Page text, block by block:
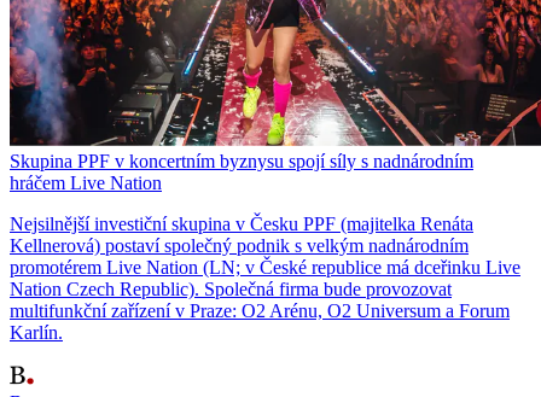
Skupina PPF v koncertním byznysu spojí síly s nadnárodním
hráčem Live Nation
Nejsilnější investiční skupina v Česku PPF (majitelka Renáta
Kellnerová) postaví společný podnik s velkým nadnárodním
promotérem Live Nation (LN; v České republice má dceřinku Live
Nation Czech Republic). Společná firma bude provozovat
multifunkční zařízení v Praze: O2 Arénu, O2 Universum a Forum
Karlín.